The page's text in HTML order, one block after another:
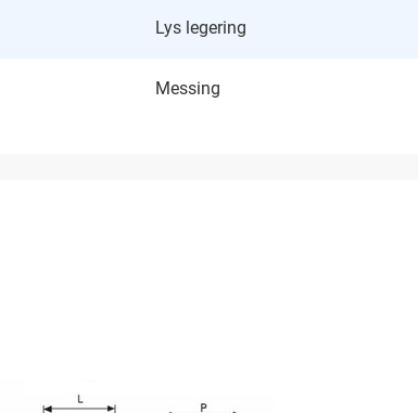
Lys legering
Messing